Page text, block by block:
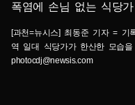
폭염에 손님 없는 식당가
[과천=뉴시스] 최동준 기자 =
역 일대 식당가가 한산한 모습
photocdj@newsis.com